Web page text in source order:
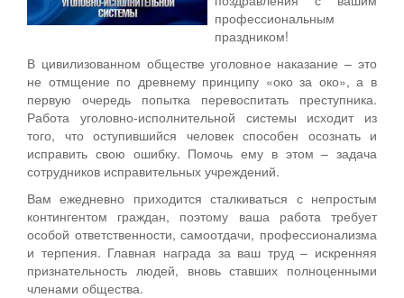
профессиональным
праздником!
В цивилизованном обществе уголовное наказание – это
не отмщение по древнему принципу «око за око», а в
первую очередь попытка перевоспитать преступника.
Работа уголовно-исполнительной системы исходит из
того, что оступившийся человек способен осознать и
исправить свою ошибку. Помочь ему в этом – задача
сотрудников исправительных учреждений.
Вам ежедневно приходится сталкиваться с непростым
контингентом граждан, поэтому ваша работа требует
особой ответственности, самоотдачи, профессионализма
и терпения. Главная награда за ваш труд – искренняя
признательность людей, вновь ставших полноценными
членами общества.